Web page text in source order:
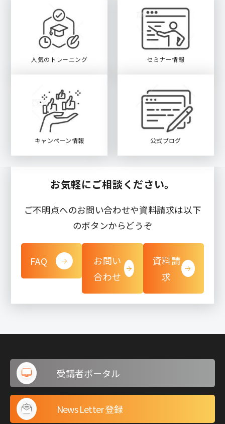
人気のトレーニング セミナー情報
キャンペーン情報 公式ブログ
お気軽にご相談ください。
ご不明点へのお問い合わせや資料請求は以下
のボタンからどうぞ
FAQ
お問い
合わせ
資料請
求
受講者ポータル
News Letter 登録